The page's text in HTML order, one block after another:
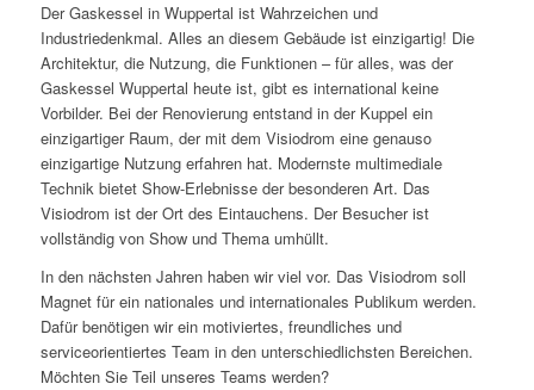
Der Gaskessel in Wuppertal ist Wahrzeichen und
Industriedenkmal. Alles an diesem Gebäude ist einzigartig! Die
Architektur, die Nutzung, die Funktionen – für alles, was der
Gaskessel Wuppertal heute ist, gibt es international keine
Vorbilder. Bei der Renovierung entstand in der Kuppel ein
einzigartiger Raum, der mit dem Visiodrom eine genauso
einzigartige Nutzung erfahren hat. Modernste multimediale
Technik bietet Show-Erlebnisse der besonderen Art. Das
Visiodrom ist der Ort des Eintauchens. Der Besucher ist
vollständig von Show und Thema umhüllt.
In den nächsten Jahren haben wir viel vor. Das Visiodrom soll
Magnet für ein nationales und internationales Publikum werden.
Dafür benötigen wir ein motiviertes, freundliches und
serviceorientiertes Team in den unterschiedlichsten Bereichen.
Möchten Sie Teil unseres Teams werden?